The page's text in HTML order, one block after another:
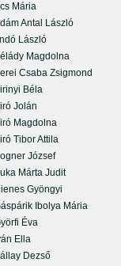
Mária
Antal László
László
Magdolna
Csaba Zsigmond
Béla
Jolán
Magdolna
Tibor Attila
József
Márta Judit
Gyöngyi
Ibolya Mária
Éva
Ella
Dezső